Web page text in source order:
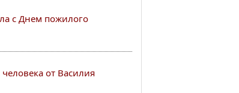
с Днем пожилого
от Василия